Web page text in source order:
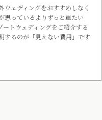
ウェディングをおすすめしなく
っているよりずっと重たい
ートウェディングをご紹介する
するのが「見えない費用」です